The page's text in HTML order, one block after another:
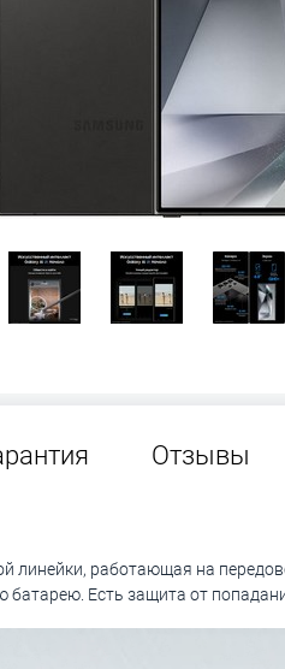
Отзывы
линейки, работающая на
Есть защита от